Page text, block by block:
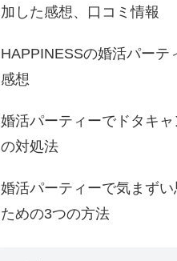
加した感想、口コミ情報
HAPPINESSの婚活パーテ
感想
婚活パーティーでドタキ
の対処法
婚活パーティーで気まず
ための3つの方法